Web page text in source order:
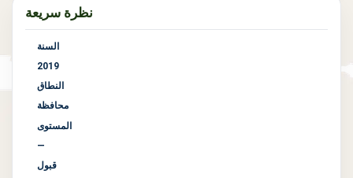
نظرة سريعة
السنة
2019
النطاق
محافظة
المستوى
—
قبول